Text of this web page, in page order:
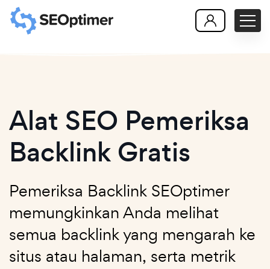
Alat SEO Pemeriksa
Backlink Gratis
Pemeriksa Backlink SEOptimer
memungkinkan Anda melihat
semua backlink yang mengarah ke
situs atau halaman, serta metrik